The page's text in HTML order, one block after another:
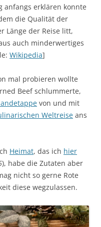
anfangs erklären konnte
die Qualität der
Länge der Reise litt,
auch minderwertiges
Wikipedia]
mal probieren wollte
Beef schlummerte,
von und mit
Weltreise ans
Heimat, das ich hier
), habe die Zutaten aber
nicht so gerne Rote
diese wegzulassen.